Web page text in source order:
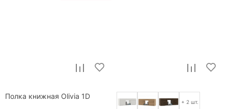
Полка книжная Olivia 1D
+ 2 шт.